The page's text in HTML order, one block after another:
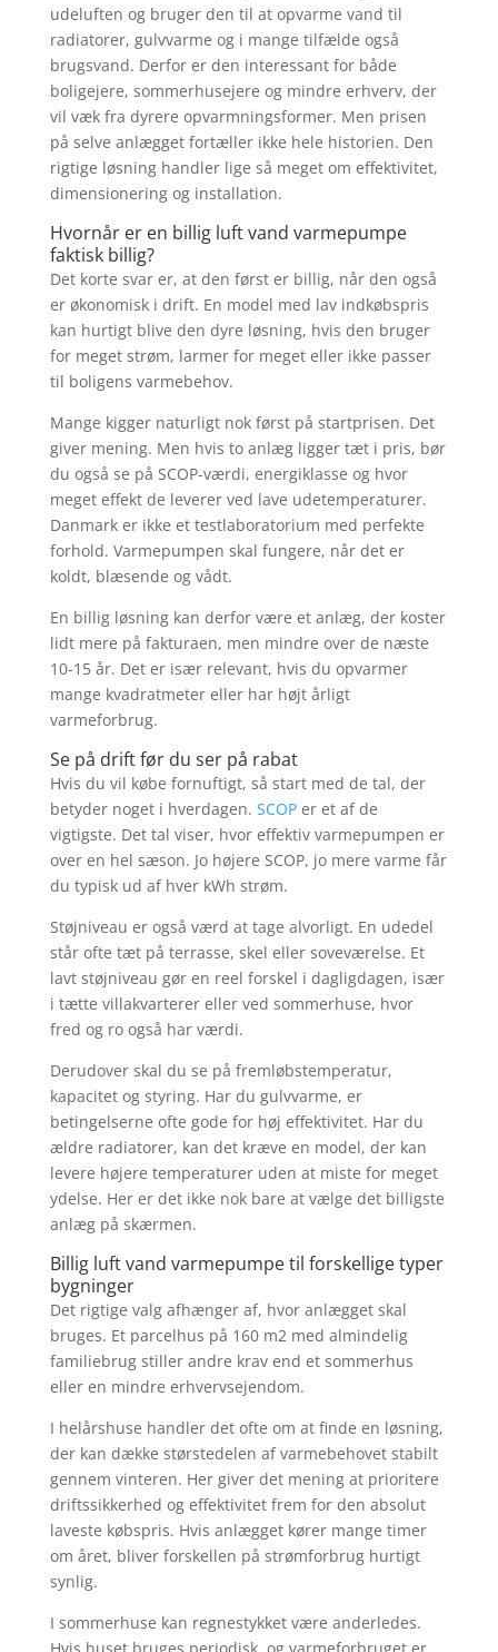
udeluften og bruger den til at opvarme vand til
radiatorer, gulvvarme og i mange tilfælde også
brugsvand. Derfor er den interessant for både
boligejere, sommerhusejere og mindre erhverv, der
vil væk fra dyrere opvarmningsformer. Men prisen
på selve anlægget fortæller ikke hele historien. Den
rigtige løsning handler lige så meget om effektivitet,
dimensionering og installation.
Hvornår er en billig luft vand varmepumpe
faktisk billig?
Det korte svar er, at den først er billig, når den også
er økonomisk i drift. En model med lav indkøbspris
kan hurtigt blive den dyre løsning, hvis den bruger
for meget strøm, larmer for meget eller ikke passer
til boligens varmebehov.
Mange kigger naturligt nok først på startprisen. Det
giver mening. Men hvis to anlæg ligger tæt i pris, bør
du også se på SCOP-værdi, energiklasse og hvor
meget effekt de leverer ved lave udetemperaturer.
Danmark er ikke et testlaboratorium med perfekte
forhold. Varmepumpen skal fungere, når det er
koldt, blæsende og vådt.
En billig løsning kan derfor være et anlæg, der koster
lidt mere på fakturaen, men mindre over de næste
10-15 år. Det er især relevant, hvis du opvarmer
mange kvadratmeter eller har højt årligt
varmeforbrug.
Se på drift før du ser på rabat
Hvis du vil købe fornuftigt, så start med de tal, der
betyder noget i hverdagen. SCOPer et af de
vigtigste. Det tal viser, hvor effektiv varmepumpen er
over en hel sæson. Jo højere SCOP, jo mere varme får
du typisk ud af hver kWh strøm.
Støjniveau er også værd at tage alvorligt. En udedel
står ofte tæt på terrasse, skel eller soveværelse. Et
lavt støjniveau gør en reel forskel i dagligdagen, især
i tætte villakvarterer eller ved sommerhuse, hvor
fred og ro også har værdi.
Derudover skal du se på fremløbstemperatur,
kapacitet og styring. Har du gulvvarme, er
betingelserne ofte gode for høj effektivitet. Har du
ældre radiatorer, kan det kræve en model, der kan
levere højere temperaturer uden at miste for meget
ydelse. Her er det ikke nok bare at vælge det billigste
anlæg på skærmen.
Billig luft vand varmepumpe til forskellige typer
bygninger
Det rigtige valg afhænger af, hvor anlægget skal
bruges. Et parcelhus på 160 m2 med almindelig
familiebrug stiller andre krav end et sommerhus
eller en mindre erhvervsejendom.
I helårshuse handler det ofte om at finde en løsning,
der kan dække størstedelen af varmebehovet stabilt
gennem vinteren. Her giver det mening at prioritere
driftssikkerhed og effektivitet frem for den absolut
laveste købspris. Hvis anlægget kører mange timer
om året, bliver forskellen på strømforbrug hurtigt
synlig.
I sommerhuse kan regnestykket være anderledes.